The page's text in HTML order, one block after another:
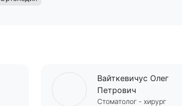
Вайткевичус Олег
Петрович
Стоматолог - хирург